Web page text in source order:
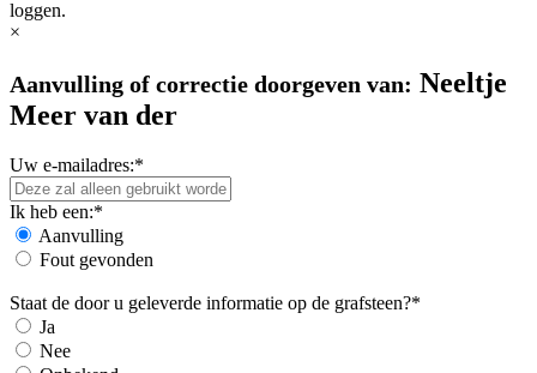
loggen.
×
Aanvulling of correctie doorgeven van: Neeltje
Meer van der
Uw e-mailadres:*
Ik heb een:*
Aanvulling
Fout gevonden
Staat de door u geleverde informatie op de grafsteen?*
Ja
Nee